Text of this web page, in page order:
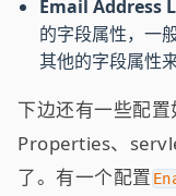
Email Address
的字段属性，一
其他的字段属性
下边还有一些配
Properties、
了。有一个配置